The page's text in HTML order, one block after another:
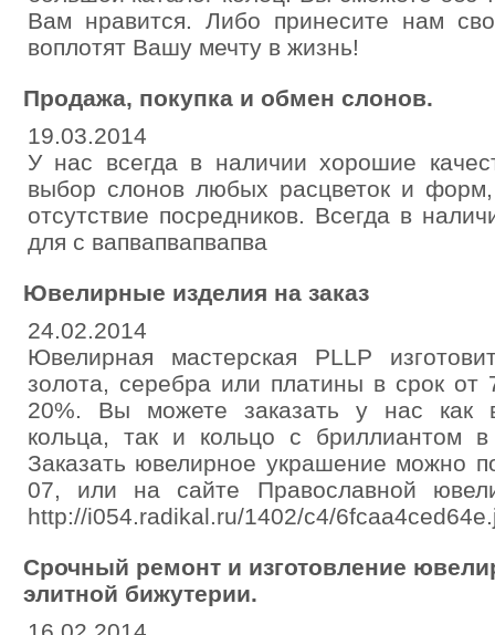
Вам нравится. Либо принесите нам
воплотят Вашу мечту в жизнь!
Продажа, покупка и обмен слонов.
19.03.2014
У нас всегда в наличии хорошие
выбор слонов любых расцветок и
отсутствие посредников. Всегда в
для с вапвапвапвапва
Ювелирные изделия на заказ
24.02.2014
Ювелирная мастерская PLLP
золота, серебра или платины в срок
20%. Вы можете заказать у нас как
кольца, так и кольцо с бриллиантом
Заказать ювелирное украшение можно
07, или на сайте Православной
http://i054.radikal.ru/1402/c4/
Срочный ремонт и изготовление
элитной бижутерии.